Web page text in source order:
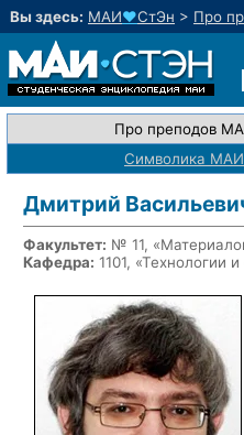
Вы здесь: МАИ♥СтЭн > Про
Про преподов
Символика МАИ
Дмитрий
Факультет: № 11,
Кафедра: 1101, «Технологии